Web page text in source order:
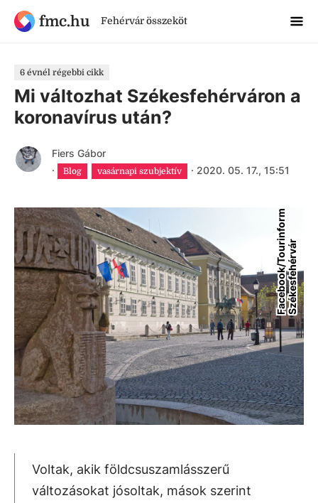
fmc.hu Fehérvár összeköt
6 évnél régebbi cikk
Mi változhat Székesfehérváron a
koronavírus után?
Fiers Gábor
·
Blog vasárnapi szubjektív · 2020. 05. 17., 15:51
F
a
c
e
b
o
o
k
/
T
o
u
ri
n
f
o
r
m
S
z
é
k
e
s
f
e
h
é
r
v
ár
Voltak, akik földcsuszamlásszerű
változásokat jósoltak, mások szerint